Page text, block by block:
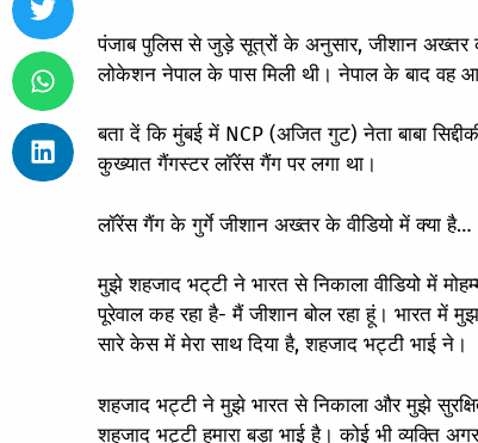
पंजाब पुलिस से जुड़े सूत्रों के अनुसार, जीशान अख्तर
लोकेशन नेपाल के पास मिली थी। नेपाल के बाद वह
बता दें कि मुंबई में NCP (अजित गुट) नेता बाबा
कुख्यात गैंगस्टर लॉरेंस गैंग पर लगा था।
लॉरेंस गैंग के गुर्गे जीशान अख्तर के वीडियो में क्या है…
मुझे शहजाद भट्‌टी ने भारत से निकाला वीडियो में
पूरेवाल कह रहा है- मैं जीशान बोल रहा हूं। भारत में
सारे केस में मेरा साथ दिया है, शहजाद भट्टी भाई ने।
शहजाद भट्टी ने मुझे भारत से निकाला और मुझे
शहजाद भट्टी हमारा बड़ा भाई है। कोई भी व्यक्ति